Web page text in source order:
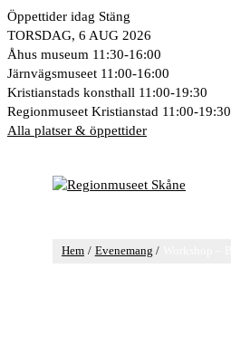
Hoppa
till
innehåll
Öppettider idag Stäng
TORSDAG, 6 AUG 2026
Åhus museum 11:30-16:00
Järnvägsmuseet 11:00-16:00
Kristianstads konsthall 11:00-19:30
Regionmuseet Kristianstad 11:00-19:30
Alla platser & öppettider
Hem Evenemang